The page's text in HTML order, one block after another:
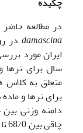
در مطالعه
damascina در
ایران مورد
سال برای نرها